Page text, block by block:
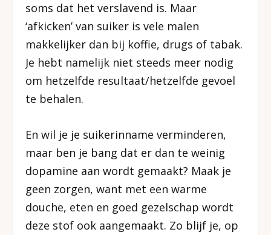
soms dat het verslavend is. Maar
‘afkicken’ van suiker is vele malen
makkelijker dan bij koffie, drugs of tabak.
Je hebt namelijk niet steeds meer nodig
om hetzelfde resultaat/hetzelfde gevoel
te behalen.
En wil je je suikerinname verminderen,
maar ben je bang dat er dan te weinig
dopamine aan wordt gemaakt? Maak je
geen zorgen, want met een warme
douche, eten en goed gezelschap wordt
deze stof ook aangemaakt. Zo blijf je, op